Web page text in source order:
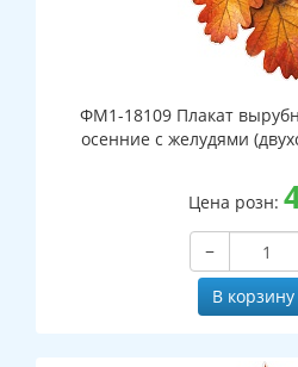
ФМ1-18109 Плакат
осенние с желудями
Цена розн:
−
В корзину